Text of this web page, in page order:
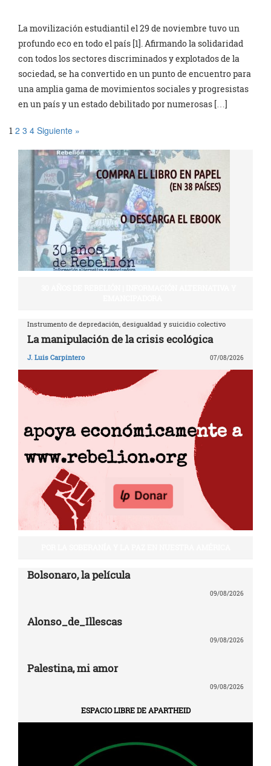
La movilización estudiantil el 29 de noviembre tuvo un
profundo eco en todo el país [1]. Afirmando la solidaridad
con todos los sectores discriminados y explotados de la
sociedad, se ha convertido en un punto de encuentro para
una amplia gama de movimientos sociales y progresistas
en un país y un estado debilitado por numerosas […]
1 2 3 4 Siguiente »
Instrumento de depredación, desigualdad y suicidio colectivo
La manipulación de la crisis ecológica
J. Luis Carpintero 07/08/2026
Bolsonaro, la película
09/08/2026
Alonso_de_Illescas
09/08/2026
Palestina, mi amor
09/08/2026
ESPACIO LIBRE DE APARTHEID